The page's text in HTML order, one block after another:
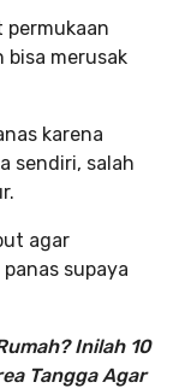
permukaan
bisa merusak
karena
sendiri, salah
agar
supaya
Inilah 10
Tangga Agar